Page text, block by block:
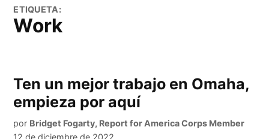
ETIQUETA:
work
Ten un mejor trabajo en Omaha,
empieza por aquí
por Bridget Fogarty, Report for America Corps Member
12 de diciembre de 2022